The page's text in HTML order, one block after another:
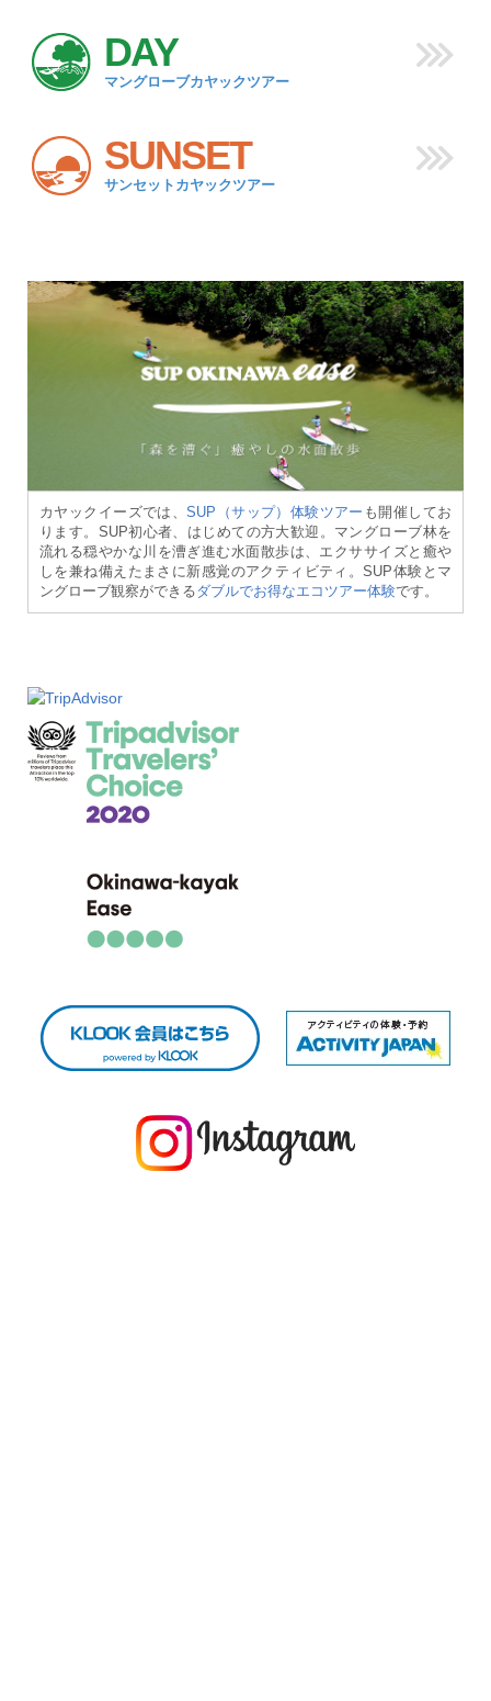
DAY
マングローブカヤックツアー
SUNSET
サンセットカヤックツアー
カヤックイーズでは、SUP（サップ）体験ツアー も開催してお
ります。SUP初心者、はじめての方大歓迎。マングローブ林を
流れる穏やかな川を漕ぎ進む水面散歩は、エクササイズと癒や
しを兼ね備えたまさに新感覚のアクティビティ。SUP体験とマ
ングローブ観察ができるダブルでお得なエコツアー体験です。